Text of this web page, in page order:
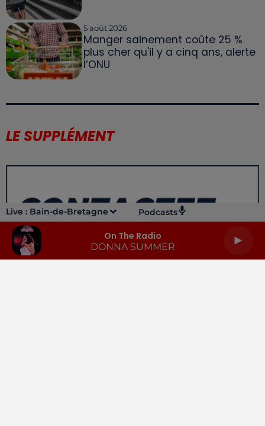
Live : Bain-de-Bretagne Podcasts
On The Radio
DONNA SUMMER
5 août 2026
Manger sainement coûte 25 %
plus cher qu'il y a cinq ans, alerte
l’ONU
LE SUPPLÉMENT